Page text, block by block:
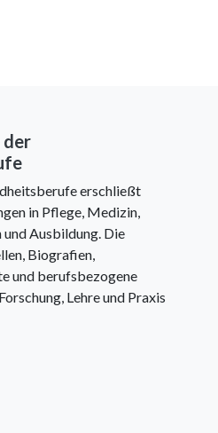
der
erschließt
in Pflege, Medizin,
und Ausbildung. Die
Biografien,
und berufsbezogene
Lehre und Praxis